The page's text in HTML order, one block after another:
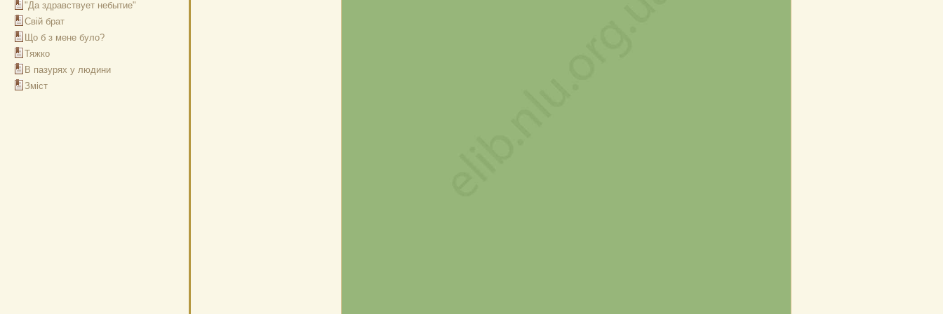
"Да здравствует небытие"
Свій брат
Що б з мене було?
Тяжко
В пазурях у людини
Зміст